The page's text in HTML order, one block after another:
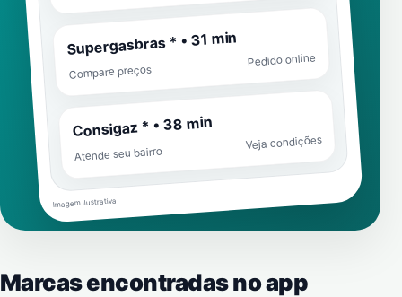
Supergasbras * • 31 min
Compare preços
Pedido online
Consigaz * • 38 min
Atende seu bairro
Veja condições
Imagem ilustrativa
Marcas encontradas no app